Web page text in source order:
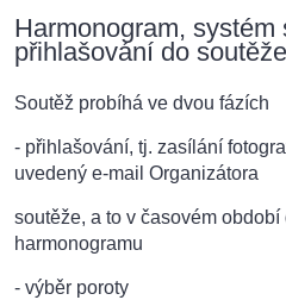
Harmonogram, systém
přihlašování do soutěže
Soutěž probíhá ve dvou fázích
- přihlašování, tj. zasílání
uvedený e-mail Organizátora
soutěže, a to v časovém
harmonogramu
- výběr poroty